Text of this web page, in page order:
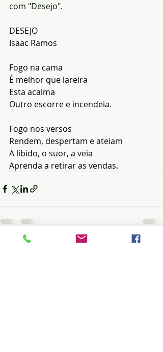
com "Desejo".
DESEJO
Isaac Ramos
Fogo na cama
É melhor que lareira
Esta acalma
Outro escorre e incendeia.
Fogo nos versos
Rendem, despertam e ateiam
A libido, o suor, a veia
Aprenda a retirar as vendas.